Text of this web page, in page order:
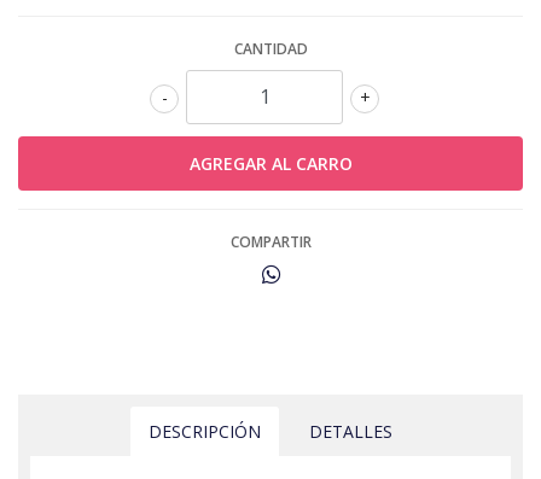
CANTIDAD
+
-
COMPARTIR
DESCRIPCIÓN DETALLES